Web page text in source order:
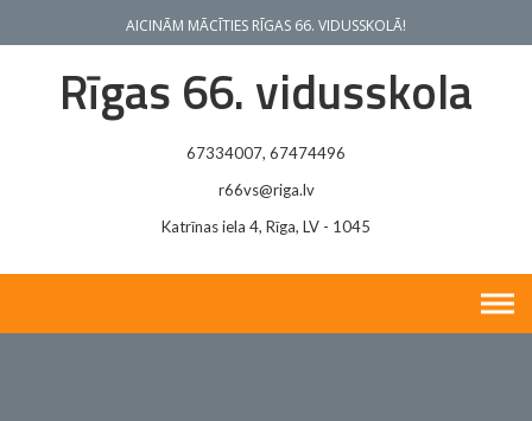
AICINĀM MĀCĪTIES RĪGAS 66. VIDUSSKOLĀ!
Rīgas 66. vidusskola
67334007, 67474496
r66vs@riga.lv
Katrīnas iela 4, Rīga, LV - 1045